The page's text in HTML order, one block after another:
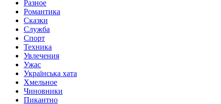
Разное
Романтика
Сказки
Служба
Спорт
Техника
Увлечения
Ужас
Українська хата
Хмельное
Чиновники
Пикантно